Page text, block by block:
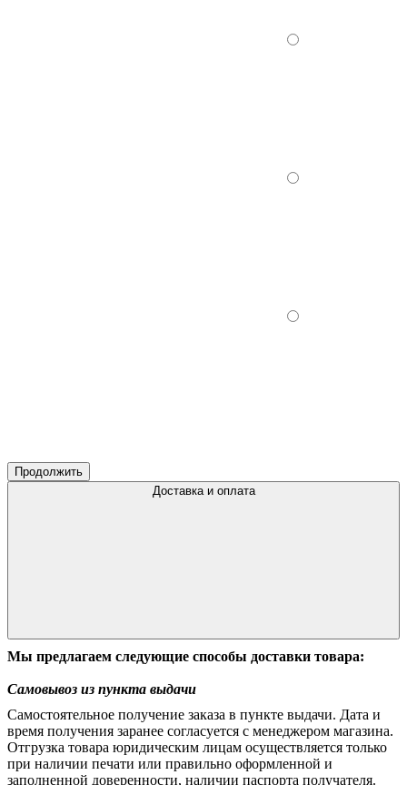
Продолжить
Доставка и оплата
Мы предлагаем следующие способы доставки товара:
Самовывоз из пункта выдачи
Самостоятельное получение заказа в пункте выдачи. Дата и
время получения заранее согласуется с менеджером магазина.
Отгрузка товара юридическим лицам осуществляется только
при наличии печати или правильно оформленной и
заполненной доверенности, наличии паспорта получателя.